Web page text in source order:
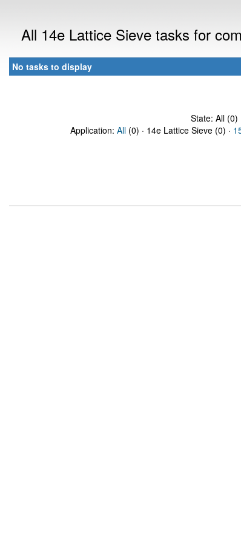
All 14e Lattice Sieve tasks for
No tasks to display
State: All (0)
Application: All (0) · 14e Lattice Sieve (0) ·